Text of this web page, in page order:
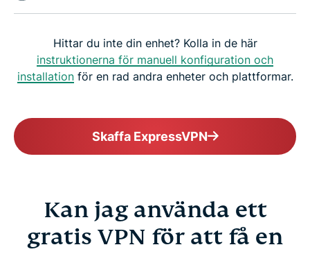
Hittar du inte din enhet? Kolla in de här
instruktionerna för manuell konfiguration och
installationför en rad andra enheter och plattformar.
Skaffa ExpressVPN
Kan jag använda ett
gratis VPN för att få en